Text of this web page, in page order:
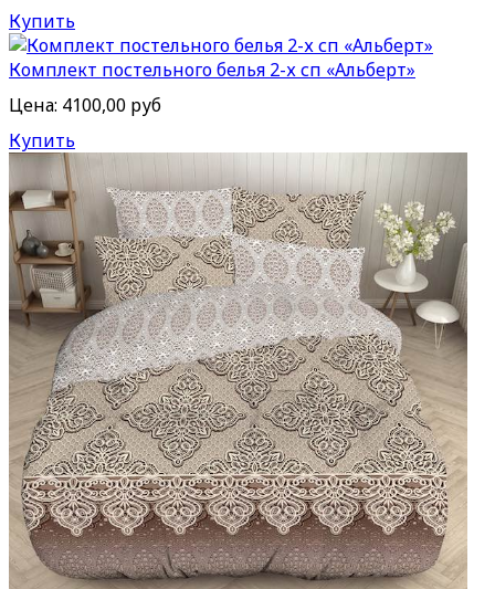
Купить
Комплект постельного белья 2-х сп «Альберт»
Цена: 4100,00 руб
Купить